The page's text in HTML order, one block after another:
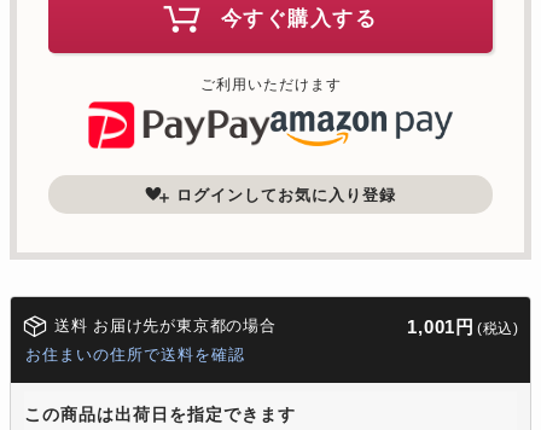
今すぐ購入する
ご利用いただけます
ログインしてお気に入り登録
送料 お届け先が東京都の場合 1,001円 (税込)
お住まいの住所で送料を確認
この商品は出荷日を指定できます